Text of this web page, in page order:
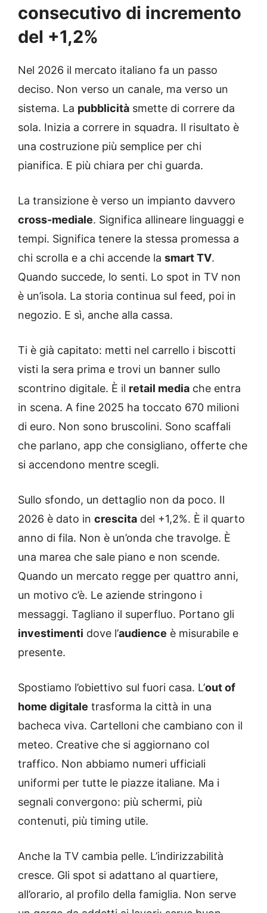
consecutivo di incremento
del +1,2%
Nel 2026 il mercato italiano fa un passo
deciso. Non verso un canale, ma verso un
sistema. La pubblicità smette di correre da
sola. Inizia a correre in squadra. Il risultato è
una costruzione più semplice per chi
pianifica. E più chiara per chi guarda.
La transizione è verso un impianto davvero
cross-mediale. Significa allineare linguaggi e
tempi. Significa tenere la stessa promessa a
chi scrolla e a chi accende la smart TV.
Quando succede, lo senti. Lo spot in TV non
è un’isola. La storia continua sul feed, poi in
negozio. E sì, anche alla cassa.
Ti è già capitato: metti nel carrello i biscotti
visti la sera prima e trovi un banner sullo
scontrino digitale. È il retail media che entra
in scena. A fine 2025 ha toccato 670 milioni
di euro. Non sono bruscolini. Sono scaffali
che parlano, app che consigliano, offerte che
si accendono mentre scegli.
Sullo sfondo, un dettaglio non da poco. Il
2026 è dato in crescita del +1,2%. È il quarto
anno di fila. Non è un’onda che travolge. È
una marea che sale piano e non scende.
Quando un mercato regge per quattro anni,
un motivo c’è. Le aziende stringono i
messaggi. Tagliano il superfluo. Portano gli
investimenti dove l’audience è misurabile e
presente.
Spostiamo l’obiettivo sul fuori casa. L’out of
home digitale trasforma la città in una
bacheca viva. Cartelloni che cambiano con il
meteo. Creative che si aggiornano col
traffico. Non abbiamo numeri ufficiali
uniformi per tutte le piazze italiane. Ma i
segnali convergono: più schermi, più
contenuti, più timing utile.
Anche la TV cambia pelle. L’indirizzabilità
cresce. Gli spot si adattano al quartiere,
all’orario, al profilo della famiglia. Non serve